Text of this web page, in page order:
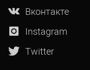
Вконтакте
Instagram
Twitter